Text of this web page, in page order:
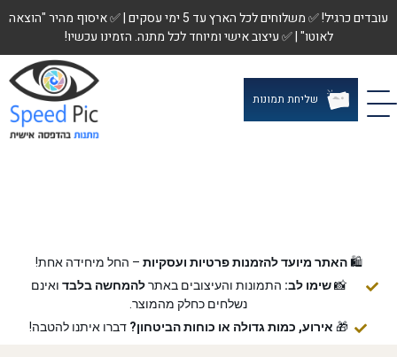
עובדים כרגיל! ✅ משלוחים לכל הארץ עד 5 ימי עסקים | ✅ איסוף מהיר "הוצאה
לאוטו" | ✅ עיצוב אישי ומיוחד לכל מתנה. הזמינו עכשיו!
שליחת תמונות
🛍️האתר מיועד להזמנות פרטיות ועסקיות – החל מיחידה אחת!
📸שימו לב: התמונות והעיצובים באתרלהמחשה בלבד ואינם
נשלחים כחלק מהמוצר.
🎁 אירוע, כמות גדולה או כוחות הביטחון? דברו איתנו להטבה!